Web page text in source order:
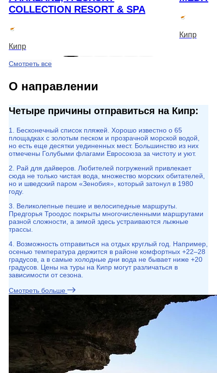
COLLECTION RESORT & SPA
Кипр
Кипр
Смотреть все
О направлении
Четыре причины отправиться на Кипр:
1. Бесконечный список пляжей. Хорошо известно о 65
площадках с золотым песком и прозрачной морской водой,
но есть еще десятки уединенных мест. Большинство из них
отмечены Голубыми флагами Евросоюза за чистоту и уют.
2. Рай для дайверов. Любителей погружений привлекает
сюда не только чистая вода, множество морских обитателей,
но и шведский паром «Зенобия», который затонул в 1980
году.
3. Великолепные пешие и велосипедные маршруты.
Предгорья Троодос покрыты многочисленными маршрутами
разной сложности, а зимой здесь устраиваются лыжные
трассы.
4. Возможность отправиться на отдых круглый год. Например,
осенью температура держится в районе комфортных +22–28
градусов, а в самые холодные дни вода не бывает ниже +20
градусов. Цены на туры на Кипр могут различаться в
зависимости от сезона.
Смотреть больше